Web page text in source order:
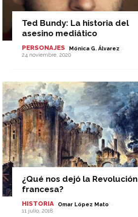
Ted Bundy: La historia del
asesino mediático
PERSONAJES Mónica G. Álvarez -
24 noviembre, 2020
¿Qué nos dejó la Revolución
francesa?
HISTORIA Omar López Mato -
11 julio, 2018